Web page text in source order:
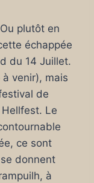
plutôt en
échappée
du 14 Juillet.
venir), mais
de
Le
ce sont
donnent
à